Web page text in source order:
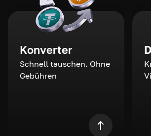
Konverter
Schnell tauschen. Ohne
Gebühren